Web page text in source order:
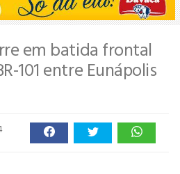
em batida frontal
101 entre Eunápolis